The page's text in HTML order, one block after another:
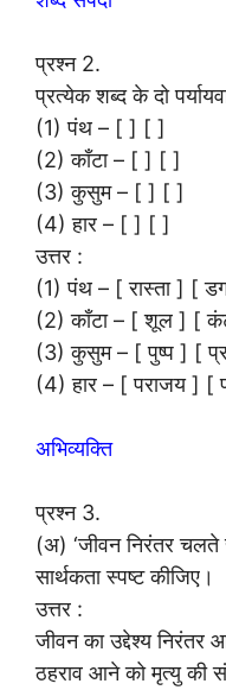
प्रश्न 2.
प्रत्येक शब्द के दो
(1) पंथ – [ ] [ ]
(2) काँटा – [ ] [ ]
(3) कुसुम – [ ] [ ]
(4) हार – [ ] [ ]
उत्तर :
(1) पंथ – [ रास्ता ] [
(2) काँटा – [ शूल ] [
(3) कुसुम – [ पुष्प ] [
(4) हार – [ पराजय ] [
अभिव्यक्ति
प्रश्न 3.
(अ) ‘जीवन निरंतर चलते
सार्थकता स्पष्ट कीजिए।
उत्तर :
जीवन का उद्देश्य
ठहराव आने को मृत्यु की